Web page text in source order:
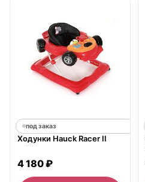
под заказ
Ходунки Hauck Racer II
4 180 ₽